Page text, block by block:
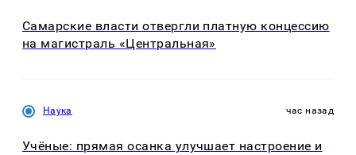
Самарские власти отвергли платную концессию
на магистраль «Центральная»
Наука час назад
Учёные: прямая осанка улучшает настроение и